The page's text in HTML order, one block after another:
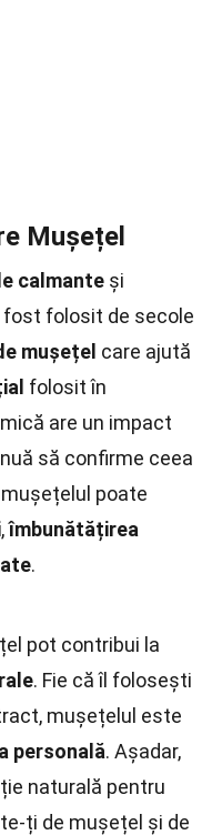
Mușețel
calmante și
fost folosit de secole
mușețel care ajută
folosit în
are un impact
să confirme ceea
poate
,îmbunătățirea
.
pot contribui la
. Fie că îl folosești
mușețelul este
personală. Așadar,
naturală pentru
ți de mușețel și de